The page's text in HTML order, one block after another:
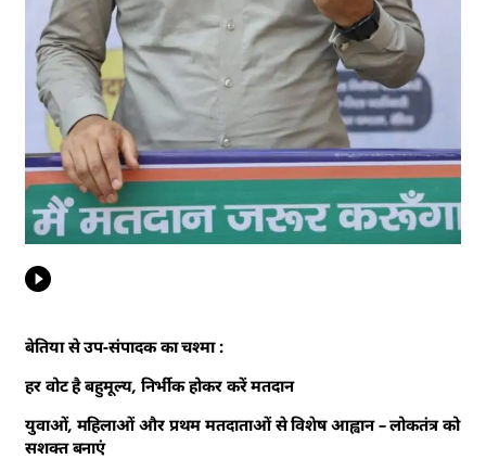
बेतिया से उप-संपादक का चश्मा :
हर वोट है बहुमूल्य, निर्भीक होकर करें मतदान
युवाओं, महिलाओं और प्रथम मतदाताओं से विशेष आह्वान – लोकतंत्र को
सशक्त बनाएं